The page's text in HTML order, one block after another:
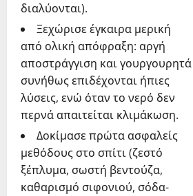
διαλύονται).
Ξεχώρισε έγκαιρα μερική
από ολική απόφραξη: αργή
αποστράγγιση και γουργουρητά
συνήθως επιδέχονται ήπιες
λύσεις, ενώ όταν το νερό δεν
περνά απαιτείται κλιμάκωση.
Δοκίμασε πρώτα ασφαλείς
μεθόδους στο σπίτι (ζεστό
ξέπλυμα, σωστή βεντούζα,
καθαρισμό σιφονιού, σόδα-